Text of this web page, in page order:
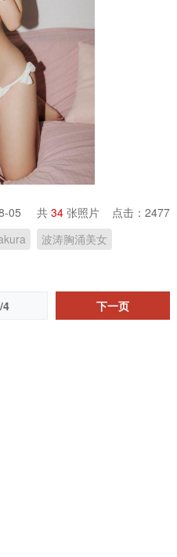
05 共34 张照片 点击：2477
波涛胸涌美女
/4 下一页